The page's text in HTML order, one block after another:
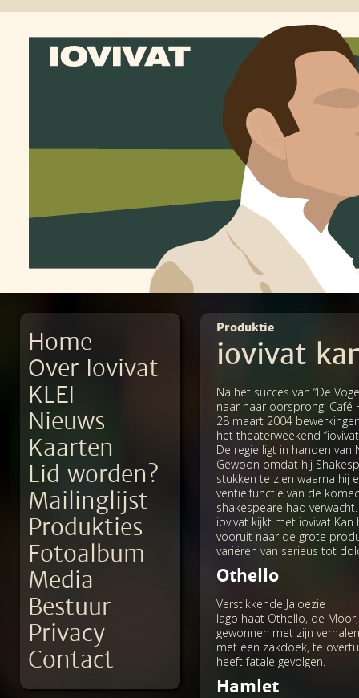
Home
Over Iovivat
KLEI
Nieuws
Kaarten
Lid worden?
Mailinglijst
Produkties
Fotoalbum
Media
Bestuur
Privacy
Contact
Produktie
iovivat
Na het succes van “De
naar haar oorsprong: Café
28 maart 2004
het theaterweekend
De regie ligt in handen van
Gewoon omdat hij
stukken te zien waarna hij
ventielfunctie van de
shakespeare had
iovivat kijkt met iovivat
vooruit naar de grote
variëren van serieus tot
Othello
Verstikkende Jaloezie
Iago haat Othello, de
gewonnen met zijn
met een zakdoek, te
heeft fatale gevolgen.
Hamlet